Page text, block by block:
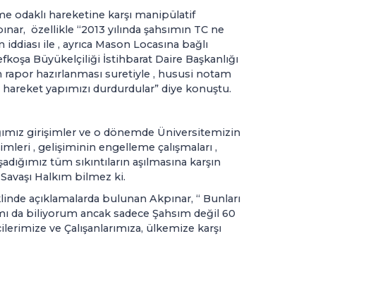
odaklı hareketine karşı manipülatif
özellikle “2013 yılında şahsımın TC ne
ile , ayrıca Mason Locasına bağlı
Büyükelçiliği İstihbarat Daire Başkanlığı
rapor hazırlanması suretiyle , hususi notam
yapımızı durdurdular” diye konuştu.
girişimler ve o dönemde Üniversitemizin
, gelişiminin engelleme çalışmaları ,
tüm sıkıntıların aşılmasına karşın
Halkım bilmez ki.
açıklamalarda bulunan Akpınar, “ Bunları
da biliyorum ancak sadece Şahsım değil 60
ve Çalışanlarımıza, ülkemize karşı